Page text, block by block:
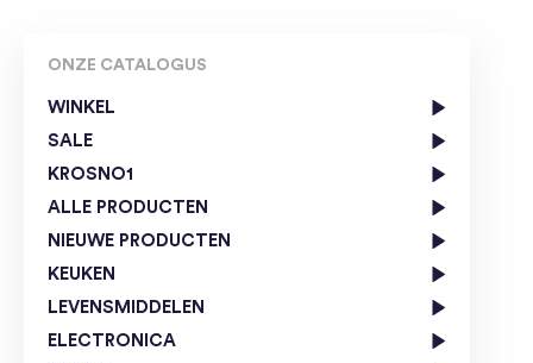
ONZE CATALOGUS
WINKEL
SALE
KROSNO1
ALLE PRODUCTEN
NIEUWE PRODUCTEN
KEUKEN
LEVENSMIDDELEN
ELECTRONICA